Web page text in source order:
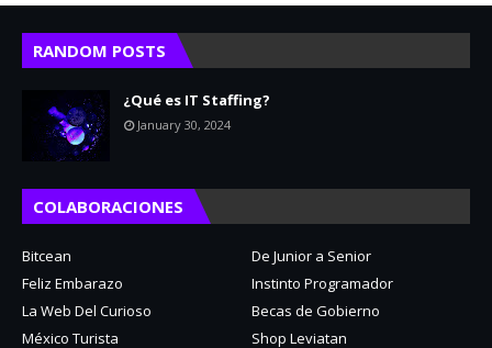
RANDOM POSTS
¿Qué es IT Staffing?
January 30, 2024
COLABORACIONES
Bitcean
De Junior a Senior
Feliz Embarazo
Instinto Programador
La Web Del Curioso
Becas de Gobierno
México Turista
Shop Leviatan